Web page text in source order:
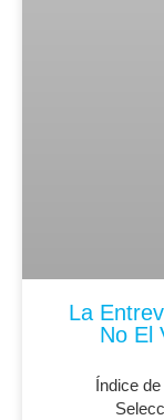
La
No El
Índice